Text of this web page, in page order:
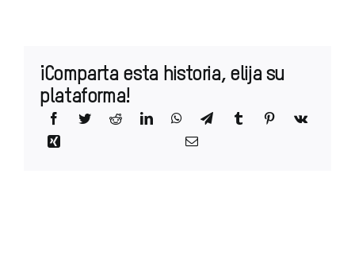
¡Comparta esta historia, elija su
plataforma!